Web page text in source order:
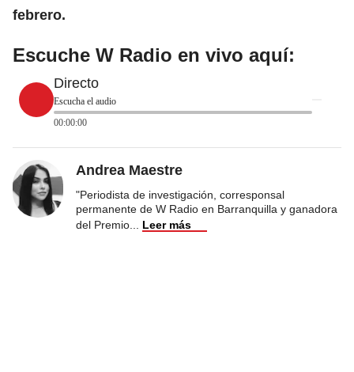
febrero.
Escuche W Radio en vivo aquí:
Directo
Escucha el audio
00:00:00
Andrea Maestre
"Periodista de investigación, corresponsal
permanente de W Radio en Barranquilla y ganadora
del Premio
Leer más